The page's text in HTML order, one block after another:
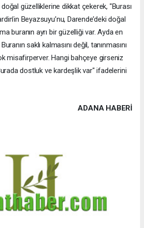
güzelliklerine dikkat çekerek, "Burası
Beyazsuyu’nu, Darende’deki doğal
buranın ayrı bir güzelliği var. Ayda en
saklı kalmasını değil, tanınmasını
misafirperver. Hangi bahçeye girseniz
dostluk ve kardeşlik var" ifadelerini
ADANA HABERİ